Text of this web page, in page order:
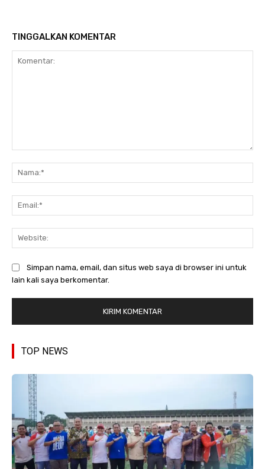
TINGGALKAN KOMENTAR
Simpan nama, email, dan situs web saya di browser ini untuk
lain kali saya berkomentar.
TOP NEWS